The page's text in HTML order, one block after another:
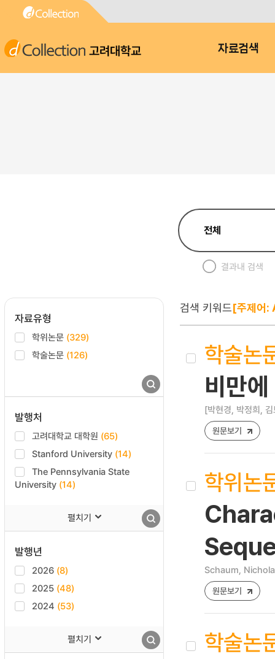
고려대학교 자료검색
결과내 검색
자료유형
학위논문 (329)
학술논문 (126)
발행처
고려대학교 대학원 (65)
Stanford University (14)
The Pennsylvania State
University (14)
펼치기
발행년
2026 (8)
2025 (48)
2024 (53)
펼치기
검색 키워드[주제어
학술논
비만
[박현경, 박정희,
원문보기
학위논
Schaum,
원문보기
학술논